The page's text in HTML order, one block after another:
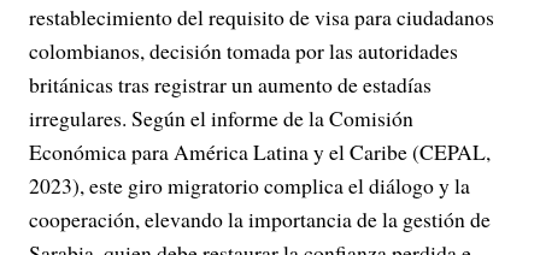
restablecimiento del requisito de visa para ciudadanos
colombianos, decisión tomada por las autoridades
británicas tras registrar un aumento de estadías
irregulares. Según el informe de la Comisión
Económica para América Latina y el Caribe (CEPAL,
2023), este giro migratorio complica el diálogo y la
cooperación, elevando la importancia de la gestión de